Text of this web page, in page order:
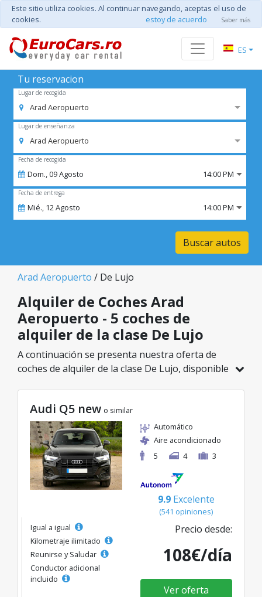
Este sitio utiliza cookies. Al continuar navegando, aceptas el uso de
cookies.
estoy de acuerdo Saber más
ES
Tu reservacion
Lugar de recogida
Arad Aeropuerto
Lugar de enseñanza
Arad Aeropuerto
Fecha de recogida
Dom.,09Agosto 14:00 PM
Fecha de entrega
Mié., 12Agosto 14:00 PM
Buscar autos
Arad Aeropuerto / De Lujo
Alquiler de Coches Arad
Aeropuerto - 5 coches de
alquiler de la clase De Lujo
A continuación se presenta nuestra oferta de
coches de alquiler de la clase De Lujo, disponible
de la categoría seleccionada, con tarifas
excelentes desde solo 98€/día.
Audi Q5 new o similar
Automático
Aire acondicionado
5
4 3
9.9 Excelente
(541 opiniones)
Igual a igual
Kilometraje ilimitado
Reunirse y Saludar
Conductor adicional
incluido
Precio desde:
108€/día
Ver oferta